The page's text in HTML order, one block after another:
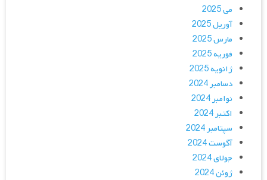
می 2025
آوریل 2025
مارس 2025
فوریه 2025
ژانویه 2025
دسامبر 2024
نوامبر 2024
اکتبر 2024
سپتامبر 2024
آگوست 2024
جولای 2024
ژوئن 2024